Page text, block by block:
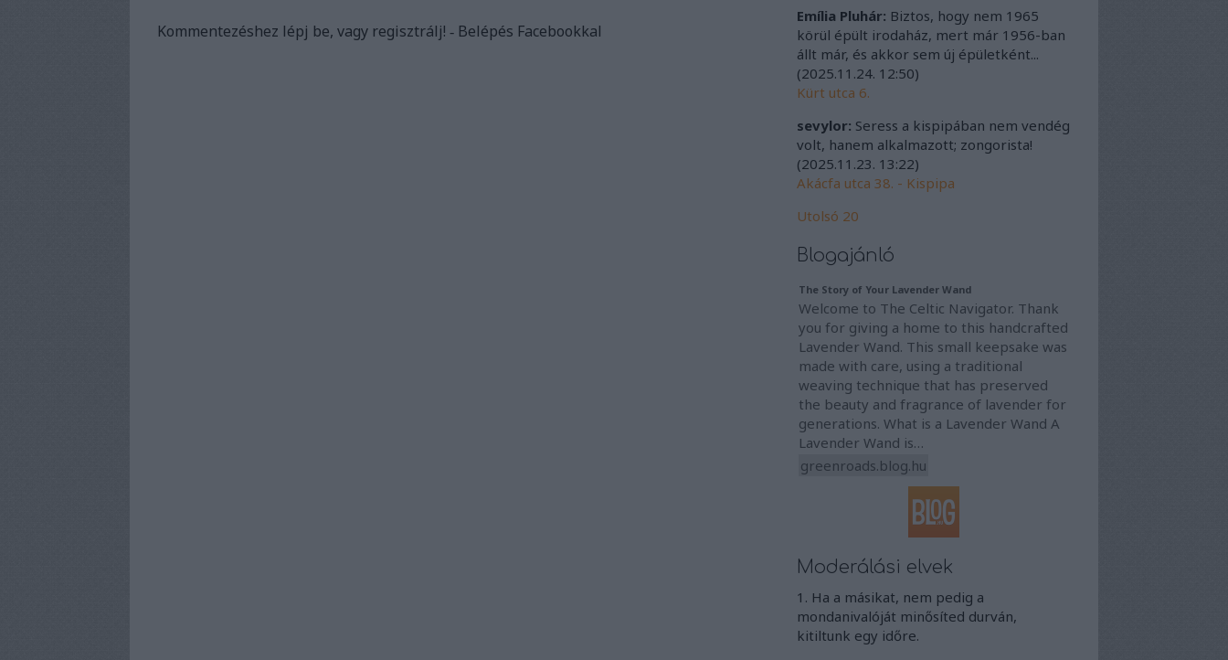
Kommentezéshez lépj be, vagy regisztrálj! ‐ Belépés Facebookkal
Emília Pluhár: Biztos, hogy nem 1965
körül épült irodaház, mert már 1956-ban
állt már, és akkor sem új épületként...
(2025.11.24. 12:50)
Kürt utca 6.
sevylor: Seress a kispipában nem vendég
volt, hanem alkalmazott; zongorista!
(2025.11.23. 13:22)
Akácfa utca 38. - Kispipa
Utolsó 20
Blogajánló
The Story of Your Lavender Wand
Welcome to The Celtic Navigator. Thank
you for giving a home to this handcrafted
Lavender Wand. This small keepsake was
made with care, using a traditional
weaving technique that has preserved
the beauty and fragrance of lavender for
generations. What is a Lavender Wand A
Lavender Wand is…
greenroads.blog.hu
Moderálási elvek
1. Ha a másikat, nem pedig a
mondanivalóját minősíted durván,
kitiltunk egy időre.